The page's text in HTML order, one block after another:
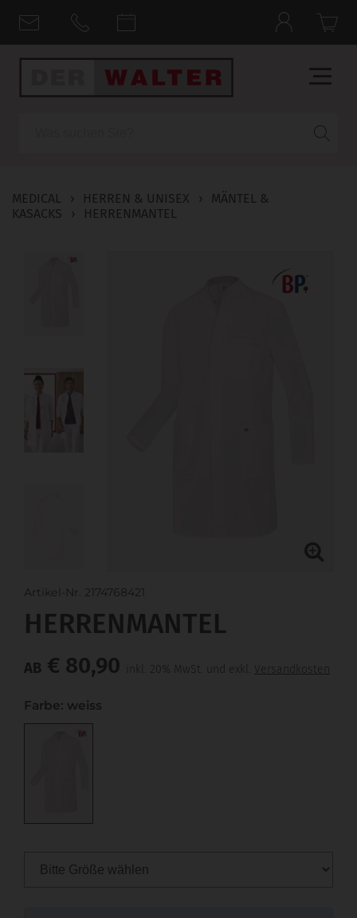
MEDICAL › HERREN & UNISEX ›
MÄNTEL &
KASACKS
› HERRENMANTEL
Artikel-Nr. 2174768421
HERRENMANTEL
AB € 80,90 inkl. 20% MwSt. und exkl. Versandkosten
Farbe: weiss